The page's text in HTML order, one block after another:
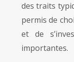
des traits
permis de
et de
importantes.